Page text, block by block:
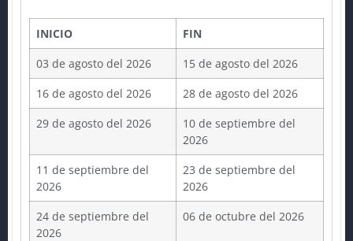
INICIO
FIN
03 de agosto del 2026
15 de agosto del 2026
16 de agosto del 2026
28 de agosto del 2026
29 de agosto del 2026
10 de septiembre del
2026
11 de septiembre del
2026
23 de septiembre del
2026
24 de septiembre del
2026
06 de octubre del 2026